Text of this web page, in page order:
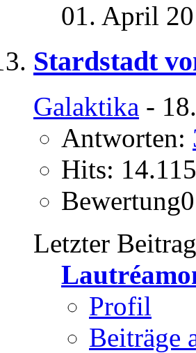
01. April
Stardstadt
Galaktika -
Antworten:
Hits: 14.115
Letzter
Profil
Beiträge